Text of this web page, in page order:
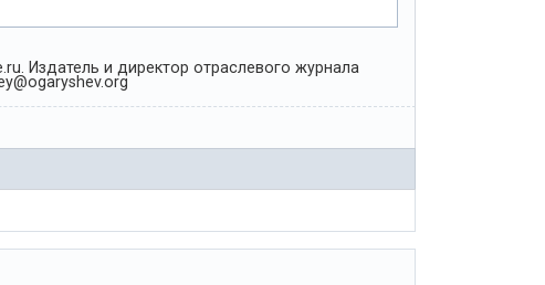
Издатель и директор отраслевого журнала